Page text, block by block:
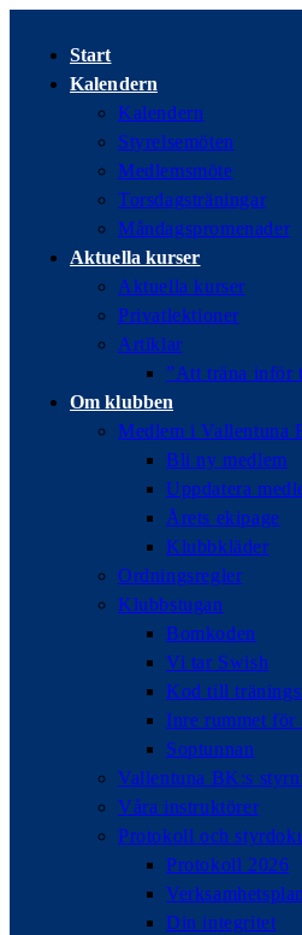
innehållet
Start
Kalendern
Kalendern
Styrelsemöten
Medlemsmöte
Torsdagsträningar
Måndagspromenader
Aktuella kurser
Aktuella kurser
Privatlektioner
Artiklar
”Att träna inför
Om klubben
Medlem i Vallentuna
Bli ny medlem
Uppdatera
Årets ekipage
Klubbkläder
Ordningsregler
Klubbstugan
Bomkoden
Vi tar Swish
Kod till
Inre rummet för
Soptunnan
Vallentuna BK:s
Våra instruktörer
Protokoll och
Protokoll 2026
Verksamhetsplan
Din integritet